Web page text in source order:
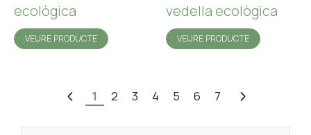
ecològica
VEURE PRODUCTE
vedella ecològica
VEURE PRODUCTE
1 2 3 4 5 6 7